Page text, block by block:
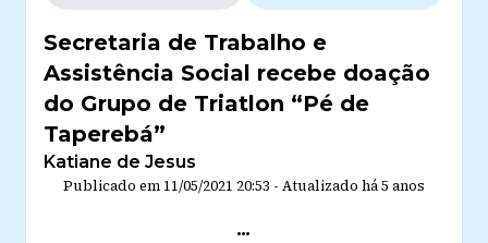
Secretaria de Trabalho e
Assistência Social recebe doação
do Grupo de Triatlon “Pé de
Taperebá”
Katiane de Jesus
Publicado em 11/05/2021 20:53 - Atualizado há 5 anos
...